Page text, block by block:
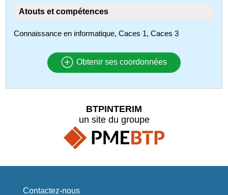
Atouts et compétences
Connaissance en informatique, Caces 1, Caces 3
Obtenir ses coordonnées
BTPINTERIM
un site du groupe
Contactez-nous